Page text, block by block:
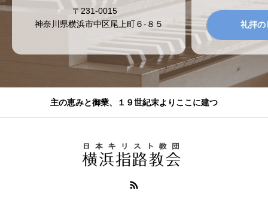
〒231-0015
神奈川県横浜市中区尾上町６-８５
礼拝の
主の恵みと御業、１９世紀末よりここに建つ